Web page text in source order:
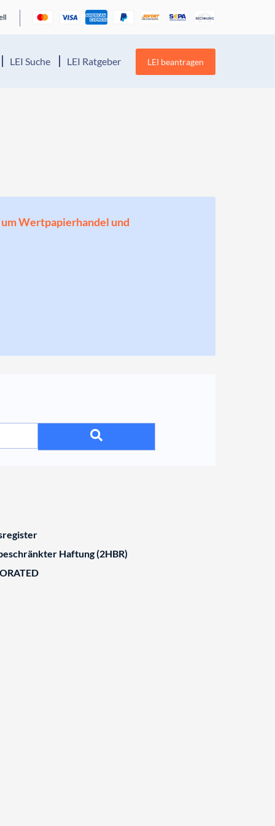
LEI Suche LEI Ratgeber LEI beantragen
Wertpapierhandel und
Haftung (2HBR)